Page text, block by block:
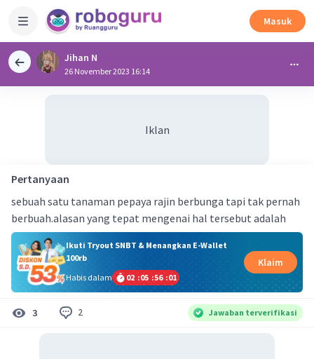
Masuk
Jihan N
26 November 2023 16:14
Iklan
Pertanyaan
sebuah satu tanaman pepaya rajin berbunga tapi tak pernah
berbuah.alasan yang tepat mengenai hal tersebut adalah
Ikuti Tryout SNBT & Menangkan E-Wallet
100rb
Habis dalam
02 :05 :56 :00
Klaim
3 2 Jawaban terverifikasi